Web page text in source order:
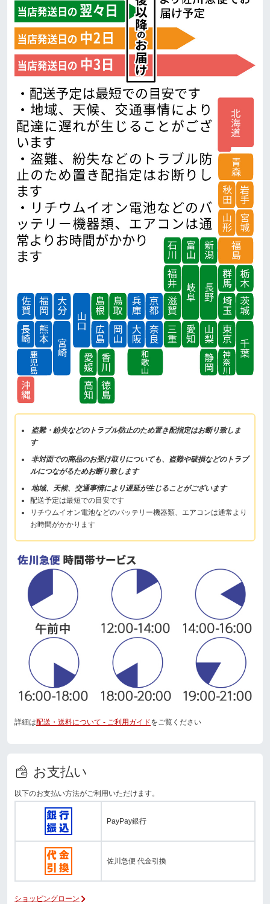
盗難・紛失などのトラブル防止のため置き配指定はお断り致しま
す
非対面での商品のお受け取りについても、盗難や破損などのトラブ
ルにつながるためお断り致します
地域、天候、交通事情により遅延が生じることがございます
配送予定は最短での目安です
リチウムイオン電池などのバッテリー機器類、エアコンは通常より
お時間がかかります
詳細は配送・送料について - ご利用ガイドをご覧ください
お支払い
以下のお支払い方法がご利用いただけます。
PayPay銀行
佐川急便 代金引換
ショッピングローン